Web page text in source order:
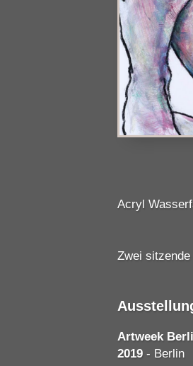
Acryl
Zwei
Artweek
2019 - Berlin